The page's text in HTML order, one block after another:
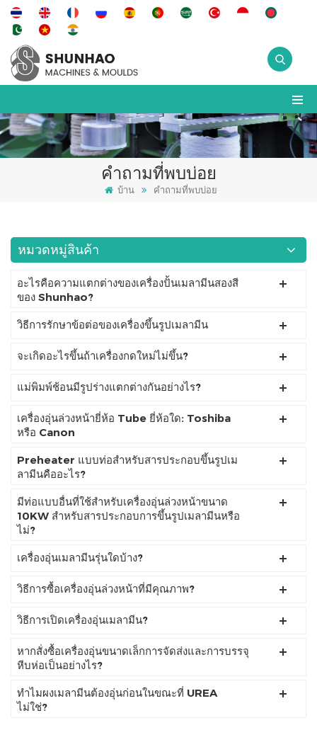
คำถามที่พบบ่อย
บ้าน คำถามที่พบบ่อย
หมวดหมู่สินค้า
อะไรคือความแตกต่างของเครื่องปั้นเมลามีนสองสี
ของ Shunhao?
วิธีการรักษาข้อต่อของเครื่องขึ้นรูปเมลามีน
จะเกิดอะไรขึ้นถ้าเครื่องกดใหม่ไม่ขึ้น?
แม่พิมพ์ช้อนมีรูปร่างแตกต่างกันอย่างไร?
เครื่องอุ่นล่วงหน้ายี่ห้อ Tube ยี่ห้อใด: Toshiba
หรือ Canon
Preheater แบบท่อสำหรับสารประกอบขึ้นรูปเม
ลามีนคืออะไร?
มีท่อแบบอื่นที่ใช้สำหรับเครื่องอุ่นล่วงหน้าขนาด
10KW สำหรับสารประกอบการขึ้นรูปเมลามีนหรือ
ไม่?
เครื่องอุ่นเมลามีนรุ่นใดบ้าง?
วิธีการซื้อเครื่องอุ่นล่วงหน้าที่มีคุณภาพ?
วิธีการเปิดเครื่องอุ่นเมลามีน?
หากสั่งซื้อเครื่องอุ่นขนาดเล็กการจัดส่งและการบรรจุ
หีบห่อเป็นอย่างไร?
ทำไมผงเมลามีนต้องอุ่นก่อนในขณะที่ UREA
ไม่ใช่?